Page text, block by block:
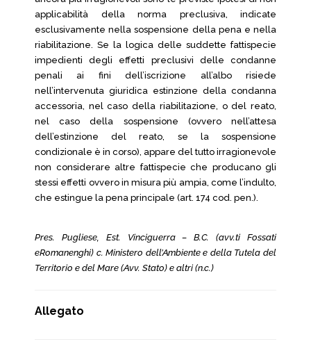
applicabilità della norma preclusiva, indicate
esclusivamente nella sospensione della pena e nella
riabilitazione. Se la logica delle suddette fattispecie
impedienti degli effetti preclusivi delle condanne
penali ai fini dell’iscrizione all’albo risiede
nell’intervenuta giuridica estinzione della condanna
accessoria, nel caso della riabilitazione, o del reato,
nel caso della sospensione (ovvero nell’attesa
dell’estinzione del reato, se la sospensione
condizionale è in corso), appare del tutto irragionevole
non considerare altre fattispecie che producano gli
stessi effetti ovvero in misura più ampia, come l’indulto,
che estingue la pena principale (art. 174 cod. pen.).
Pres. Pugliese, Est. Vinciguerra – B.C. (avv.ti Fossati
eRomanenghi) c. Ministero dell’Ambiente e della Tutela del
Territorio e del Mare (Avv. Stato) e altri (n.c.)
Allegato